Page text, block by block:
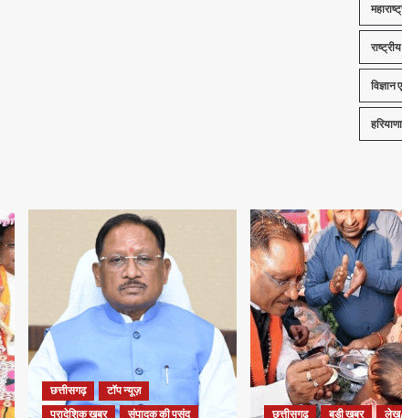
राष्ट्रीय
हरियाणा
छत्तीसगढ़
टॉप न्यूज़
प्रादेशिक खबर
संपादक की पसंद छत्तीसगढ़ बड़ी खबर